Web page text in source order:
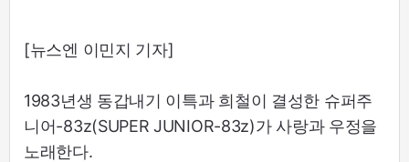
[뉴스엔 이민지 기자]
1983년생 동갑내기 이특과 희철이 결성한 슈퍼주
니어-83z(SUPER JUNIOR-83z)가 사랑과 우정을
노래한다.